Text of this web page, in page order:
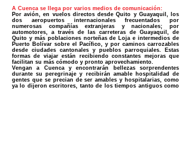
A Cuenca se llega por varios medios de comunicación:
Por avión, en vuelos directos desde Quito y Guayaquil, los
dos aeropuertos internacionales frecuentados por
numerosas compañías extranjeras y nacionales; por
automotores, a través de las carreteras de Guayaquil, de
Quito y más poblaciones norteñas de Loja e intermedios de
Puerto Bolívar sobre el Pacífico, y por caminos carrozables
desde ciudades cantonales y puebIos parroquiales. Estas
formas de viajar están recibiendo constantes mejoras que
facilitan su más cómodo y pronto aprovechamiento.
Vengan a Cuenca y encontrarán bellezas sorprendentes
durante su peregrinaje y recibirán amable hospitalidad de
gentes que se precian de ser amables y hospitalarias, como
ya lo dijeron escritores, tanto de los tiempos antiguos como